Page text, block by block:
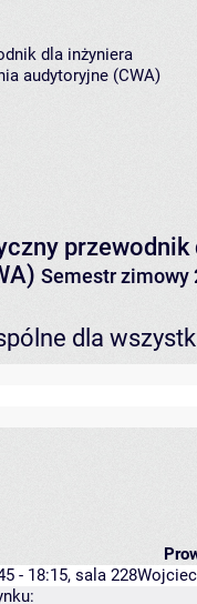
dla inżyniera
audytoryjne (CWA)
przewodnik
Semestr zimowy
dla
- 18:15, sala 228